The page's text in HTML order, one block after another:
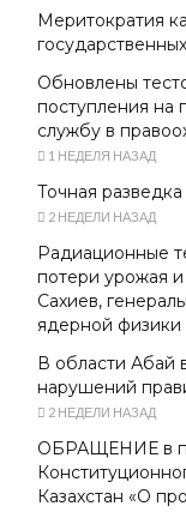
Меритократия
Обновлены
поступления на
службу в
1 НЕДЕЛЯ НАЗАД
Точная
2 НЕДЕЛИ НАЗАД
Радиационные
потери урожая
Сахиев,
ядерной физики
В области Абай
нарушений
2 НЕДЕЛИ НАЗАД
ОБРАЩЕНИЕ в
Казахстан «О